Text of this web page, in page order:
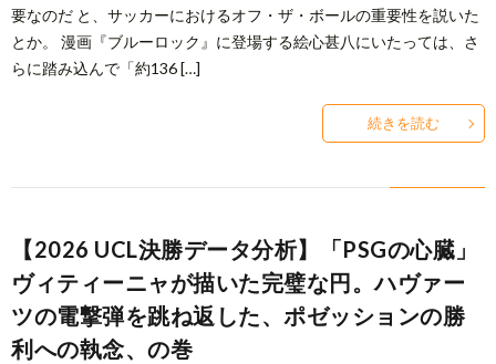
要なのだ と、サッカーにおけるオフ・ザ・ボールの重要性を説いた
とか。 漫画『ブルーロック』に登場する絵心甚八にいたっては、さ
らに踏み込んで「約136 […]
続きを読む
【2026 UCL決勝データ分析】「PSGの心臓」
ヴィティーニャが描いた完璧な円。ハヴァー
ツの電撃弾を跳ね返した、ポゼッションの勝
利への執念、の巻